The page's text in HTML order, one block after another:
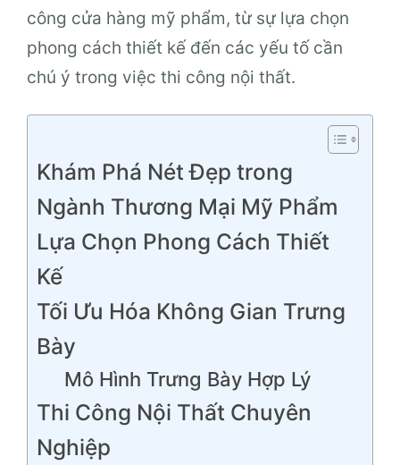
công cửa hàng mỹ phẩm, từ sự lựa chọn
phong cách thiết kế đến các yếu tố cần
chú ý trong việc thi công nội thất.
Khám Phá Nét Đẹp trong
Ngành Thương Mại Mỹ Phẩm
Lựa Chọn Phong Cách Thiết
Kế
Tối Ưu Hóa Không Gian Trưng
Bày
Mô Hình Trưng Bày Hợp Lý
Thi Công Nội Thất Chuyên
Nghiệp